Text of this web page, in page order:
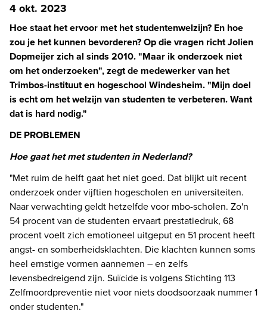
4 okt. 2023
Hoe staat het ervoor met het studentenwelzijn? En hoe
zou je het kunnen bevorderen? Op die vragen richt Jolien
Dopmeijer zich al sinds 2010. "Maar ik onderzoek niet
om het onderzoeken", zegt de medewerker van het
Trimbos-instituut en hogeschool Windesheim. "Mijn doel
is echt om het welzijn van studenten te verbeteren. Want
dat is hard nodig."
DE PROBLEMEN
Hoe gaat het met studenten in Nederland?
"Met ruim de helft gaat het niet goed. Dat blijkt uit recent
onderzoek onder vijftien hogescholen en universiteiten.
Naar verwachting geldt hetzelfde voor mbo-scholen. Zo'n
54 procent van de studenten ervaart prestatiedruk, 68
procent voelt zich emotioneel uitgeput en 51 procent heeft
angst- en somberheidsklachten. Die klachten kunnen soms
heel ernstige vormen aannemen – en zelfs
levensbedreigend zijn. Suïcide is volgens Stichting 113
Zelfmoordpreventie niet voor niets doodsoorzaak nummer 1
onder studenten."